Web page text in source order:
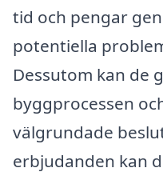
tid och pengar
potentiella
Dessutom kan de
byggprocessen
välgrundade
erbjudanden kan